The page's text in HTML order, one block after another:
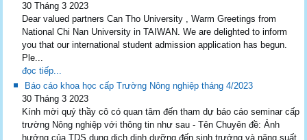
30 Tháng 3 2023
Dear valued partners Can Tho University , Warm Greetings from
National Chi Nan University in TAIWAN. We are delighted to inform
you that our international student admission application has begun.
Ple...
đọc tiếp...
Báo cáo khoa học cấp Trường Nông nghiệp tháng 4/2023
30 Tháng 3 2023
Kính mời quý thầy cô có quan tâm đến tham dự báo cáo seminar cấp
trường Nông nghiệp với thông tin như sau - Tên Chuyên đề: Ảnh
hưởng của TDS dung dịch dinh dưỡng đến sinh trưởng và năng suất